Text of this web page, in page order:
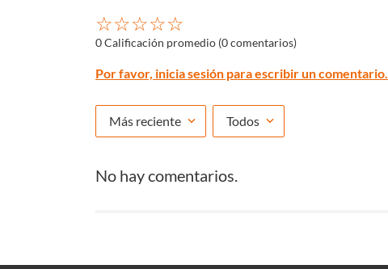
☆☆☆☆☆
0 Calificación promedio (0 comentarios)
Por favor, inicia sesión para escribir un comentario.
Más reciente Todos
No hay comentarios.